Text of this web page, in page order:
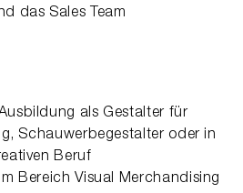
das Sales Team
als Gestalter für
Schauwerbegestalter oder in
Beruf
Bereich Visual Merchandising